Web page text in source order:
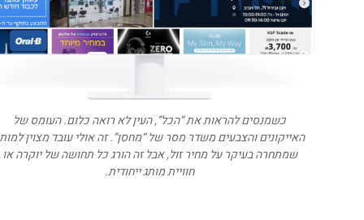
כשמנסים להראות את “הכל”, העין לא רואה כלום. העומס של
האייקונים והצבעים משדר מסר של “מחסן”. זה אולי עובד מצוין
שמתחרה בעיקר על מחיר זול, אבל זה הורג כל תחושה של יוקרה או
חוויית מותג ייחודית.